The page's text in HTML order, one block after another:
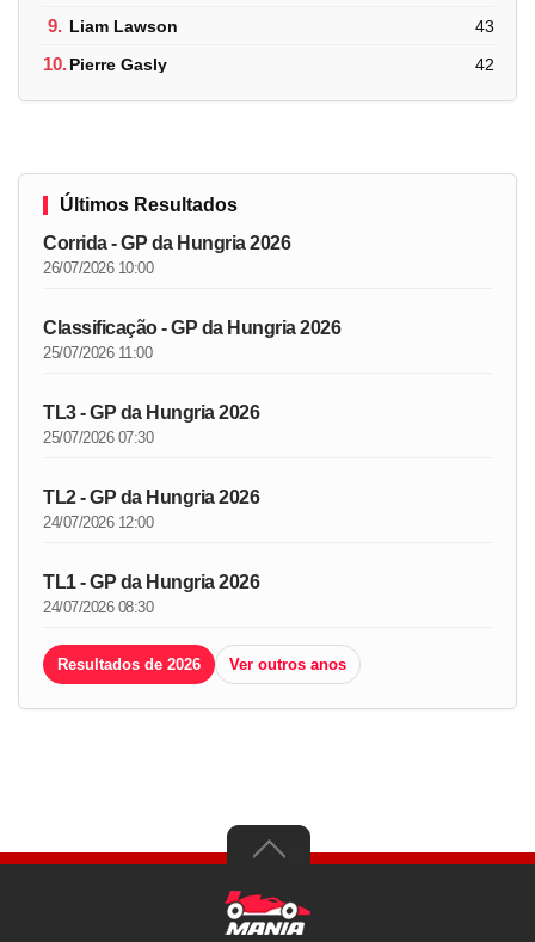
9. Liam Lawson 43
10.Pierre Gasly 42
Últimos Resultados
Corrida - GP da Hungria 2026
26/07/2026 10:00
Classificação - GP da Hungria 2026
25/07/2026 11:00
TL3 - GP da Hungria 2026
25/07/2026 07:30
TL2 - GP da Hungria 2026
24/07/2026 12:00
TL1 - GP da Hungria 2026
24/07/2026 08:30
Resultados de 2026 Ver outros anos